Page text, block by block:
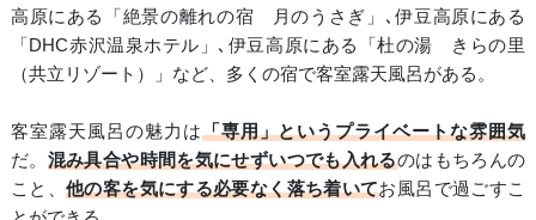
高原にある「絶景の離れの宿 月のうさぎ」､伊豆高原にある
「DHC赤沢温泉ホテル」､伊豆高原にある「杜の湯 きらの里
（共立リゾート）」など、多くの宿で客室露天風呂がある。
客室露天風呂の魅力は「専用」というプライベートな雰囲気
だ。 混み具合や時間を気にせずいつでも入れるのはもちろんの
こと、他の客を気にする必要なく落ち着いてお風呂で過ごすこ